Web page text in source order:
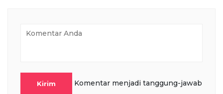
Kirim
Komentar menjadi tanggung-jawab